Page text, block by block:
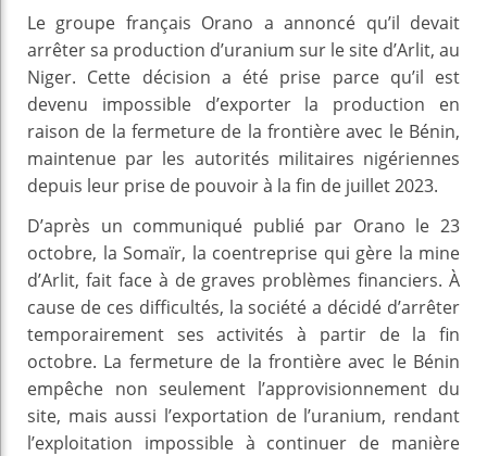
Le groupe français Orano a annoncé qu’il devait
arrêter sa production d’uranium sur le site d’Arlit, au
Niger. Cette décision a été prise parce qu’il est
devenu impossible d’exporter la production en
raison de la fermeture de la frontière avec le Bénin,
maintenue par les autorités militaires nigériennes
depuis leur prise de pouvoir à la fin de juillet 2023.
D’après un communiqué publié par Orano le 23
octobre, la Somaïr, la coentreprise qui gère la mine
d’Arlit, fait face à de graves problèmes financiers. À
cause de ces difficultés, la société a décidé d’arrêter
temporairement ses activités à partir de la fin
octobre. La fermeture de la frontière avec le Bénin
empêche non seulement l’approvisionnement du
site, mais aussi l’exportation de l’uranium, rendant
l’exploitation impossible à continuer de manière